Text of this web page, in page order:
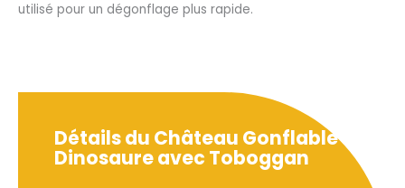
utilisé pour un dégonflage plus rapide.
Détails du Château Gonflable
Dinosaure avec Toboggan